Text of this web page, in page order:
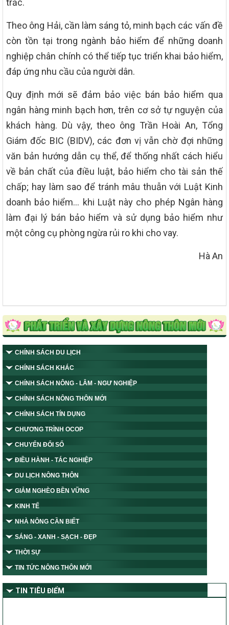
trắc.
Theo ông Hải, cần làm sáng tỏ, minh bạch các vấn đề
còn tồn tại trong ngành bảo hiểm để những doanh
nghiệp chân chính có thể tiếp tục triển khai bảo hiểm,
đáp ứng nhu cầu của người dân.
Quy định mới sẽ đảm bảo việc bán bảo hiểm qua
ngân hàng minh bạch hơn, trên cơ sở tự nguyện của
khách hàng. Dù vậy, theo ông Trần Hoài An, Tổng
Giám đốc BIC (BIDV), các đơn vị vẫn chờ đợi những
văn bản hướng dẫn cụ thể, để thống nhất cách hiểu
về bản chất của điều luật, bảo hiểm cho tài sản thế
chấp; hay làm sao để tránh mâu thuẫn với Luật Kinh
doanh bảo hiểm… khi Luật này cho phép Ngân hàng
làm đại lý bán bảo hiểm và sử dụng bảo hiểm như
một công cụ phòng ngừa rủi ro khi cho vay.
Hà An
CHÍNH SÁCH DU LỊCH
CHÍNH SÁCH KHÁC
CHÍNH SÁCH NÔNG - LÂM - NGƯ NGHIỆP
CHÍNH SÁCH NÔNG THÔN MỚI
CHÍNH SÁCH TÍN DỤNG
CHƯƠNG TRÌNH OCOP
CHUYỂN ĐỔI SỐ
ĐIỀU HÀNH - TÁC NGHIỆP
DU LỊCH NÔNG THÔN
GIẢM NGHÈO BỀN VỮNG
KINH TẾ
NHÀ NÔNG CẦN BIẾT
SÁNG - XANH - SẠCH - ĐẸP
THỜI SỰ
TIN TỨC NÔNG THÔN MỚI
TIN TIÊU ĐIỂM